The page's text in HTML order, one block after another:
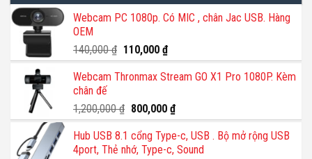
Webcam PC 1080p. Có MIC , chân Jac USB. Hàng
OEM
140,000₫ Giá
gốc
là:
110,000 ₫Giá
hiện
tại
110,000 ₫.
Webcam Thronmax Stream GO X1 Pro 1080P. Kèm
chân đế
1,200,000₫ Giá
gốc
là:
1,200,000 ₫.
800,000 ₫Giá
hiện
tại
là:
Hub USB 8.1 cổng Type-c, USB . Bộ mở rộng USB
4port, Thẻ nhớ, Type-c, Sound